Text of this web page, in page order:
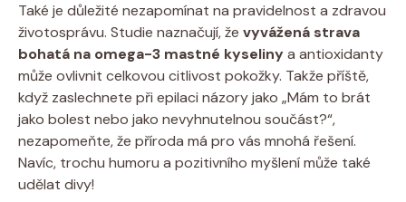
Také je důležité nezapomínat na ​pravidelnost⁢ a zdravou
životosprávu.‌ Studie naznačují, ‍že vyvážená strava
bohatá na omega-3⁤ mastné kyselinya antioxidanty
může ovlivnit celkovou citlivost pokožky. Takže příště,‍
když ⁤zaslechnete při epilaci⁣ názory jako „Mám to brát
jako bolest⁢ nebo jako nevyhnutelnou⁣ součást?“,
nezapomeňte, že příroda ​má pro vás⁣ mnohá řešení.
Navíc, trochu‌ humoru ‍a pozitivního ‍myšlení⁣ může také‍
udělat divy!